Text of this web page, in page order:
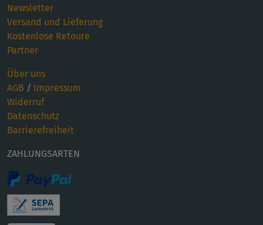
Newsletter
Versand und Lieferung
Kostenlose Retoure
Partner
Über uns
AGB / Impressum
Widerruf
Datenschutz
Barrierefreiheit
ZAHLUNGSARTEN